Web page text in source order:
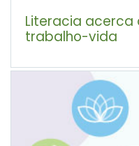
Literacia acerca
trabalho-vida